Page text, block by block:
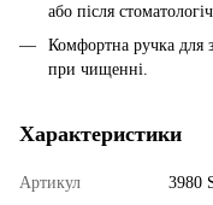
або після
Комфортна ручка для
при чищенні.
Характеристики
Артикул
3980